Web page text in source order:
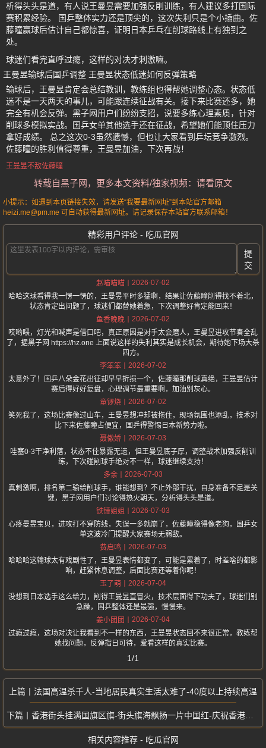
析得头头是道，有人说王曼昱需要加强反削训练，有人建议多打国际
赛积累经验。 国乒整体实力还是顶尖的，这次失利只是个小插曲。佐
藤瞳赢球后估计自己都惊喜，证明日本乒乓在削球路线上有独到之
处。
球迷们看完直呼过瘾，这样的对决才刺激嘛。
王曼昱输球后国乒调整 王曼昱状态低迷如何反弹策略
输球后，王曼昱肯定会总结教训，教练组也得帮她调整心态。状态低
迷不是一天两天的事儿，可能跟连续征战有关。接下来比赛还多，她
完全有机会反弹。黑子网用户们纷纷支招，说要多练心理素质，针对
削球多模拟实战。国乒女单其他选手还在征战，希望她们能顶住压力
拿好成绩。 总之这次0-3虽然遗憾，但也让大家看到乒坛竞争激烈。
佐藤瞳的胜利值得尊重，王曼昱加油，下次再战！
王曼昱不敌佐藤瞳
转载自黑子网，更多本文资料/独家视频：请看原文
小提示：如遇到本页链接失效，请发送“我要最新网址”到本站官方邮箱
heizi.me@pm.me 可自动获得最新网址。请记录保存本站官方联系邮箱！
精彩用户评论 - 吃瓜官网
提
交
赵喵喵喵
2026-07-02
哈哈这球看得我一愣一愣的，王曼昱平时多猛啊，结果让佐藤瞳削得找不着北，
状态肯定出问题了，球迷们都替她着急，下次调整好肯定能回来！
鱼香晚晚
2026-07-02
哎哟喂，灯光和喊声是借口吧，真正原因是对手太会磨人，王曼昱进攻节奏全乱
了，据黑子网 https://hz.one 上面说这样的失利其实是成长机会，期待她下场大杀
四方。
李笨笨
2026-07-02
太意外了！国乒八朵金花出征却早早折损一个，佐藤瞳那削球真绝，王曼昱估计
赛后得好好复盘，心理调节最重要啊，加油别灰心。
童锣烧
2026-07-02
笑死我了，这场比赛像过山车，王曼昱想冲却被拖住，现场氛围也添乱，技术对
比下来佐藤瞳占便宜，国乒得警惕日本新势力啦。
聂傲娇
2026-07-03
哇塞0-3干净利落，状态不佳暴露无遗，但王曼昱底子厚，调整战术加强反削训
练，下次碰削球手绝对不一样，球迷继续支持！
多余
2026-07-03
真刺激啊，排名第二输给削球手，谁能想到？不止外部干扰，自身准备不足是关
键，黑子网用户们讨论得热火朝天，分析得头头是道。
铁锤姐姐
2026-07-03
心疼曼昱宝贝，进攻打不穿防线，失误一多就崩了，佐藤瞳稳得像老狗，国乒女
单这波冷门提醒大家赛场无弱敌。
费启鸣
2026-07-03
哈哈哈这输球太有戏剧性了，王曼昱表情都变了，可能是累着了，时差啥的都影
响，赶紧休息调整，后面比赛还等着你呢！
玉了萌
2026-07-04
没想到日本选手这么给力，削得王曼昱直冒火，技术层面得下功夫了，球迷们别
急躁，国乒整体还是最强，慢慢来。
姜小团团
2026-07-04
过瘾过瘾，这场对决让我看到不一样的东西，王曼昱状态回不来很正常，教练帮
她找问题，反弹指日可待，爱看这样的真实比赛。
1/1
法国高温杀千人-当地居民真实生活太难了-40度以上持续高温
香港街头挂满国旗区旗-街头旗海飘扬一片中国红-庆祝香港回归26周年
相关内容推荐 - 吃瓜官网